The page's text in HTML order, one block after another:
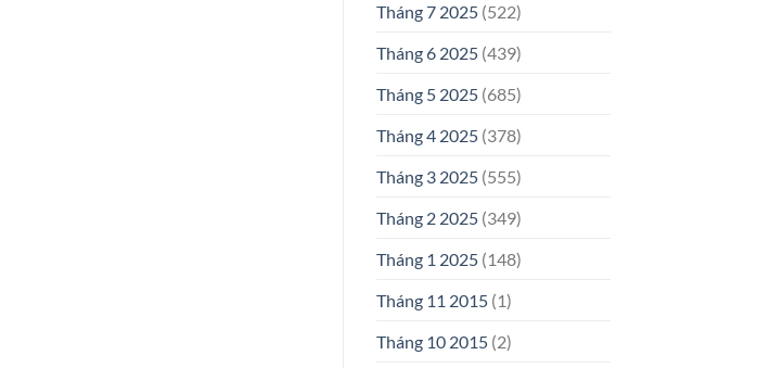
Tháng 7 2025(522)
Tháng 6 2025(439)
Tháng 5 2025(685)
Tháng 4 2025(378)
Tháng 3 2025(555)
Tháng 2 2025(349)
Tháng 1 2025(148)
Tháng 11 2015(1)
Tháng 10 2015(2)